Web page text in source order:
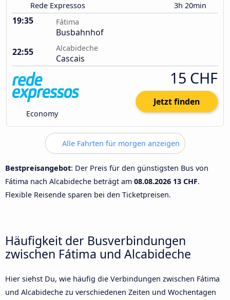
Rede Expressos 3h 20min
19:35 Fátima
Busbahnhof
22:55
Alcabideche
Cascais
Economy
15 CHF
Jetzt finden
Alle Fahrten für morgen anzeigen
Bestpreisangebot: Der Preis für den günstigsten Bus von
Fátima nach Alcabideche beträgt am 08.08.2026 13 CHF.
Flexible Reisende sparen bei den Ticketpreisen.
Häufigkeit der Busverbindungen
zwischen Fátima und Alcabideche
Hier siehst Du, wie häufig die Verbindungen zwischen Fátima
und Alcabideche zu verschiedenen Zeiten und Wochentagen